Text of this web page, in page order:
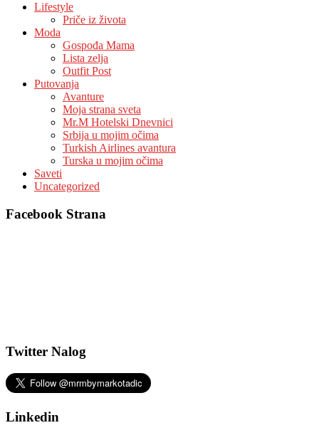
Lifestyle
Priče iz života
Moda
Gospođa Mama
Lista zelja
Outfit Post
Putovanja
Avanture
Moja strana sveta
Mr.M Hotelski Dnevnici
Srbija u mojim očima
Turkish Airlines avantura
Turska u mojim očima
Saveti
Uncategorized
Facebook Strana
Twitter Nalog
Linkedin